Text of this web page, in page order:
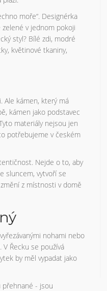
moře“. Designérka
zelené v jednom pokoji
styl? Bílé zdi, modré
květinové tkaniny,
Ale kámen, který má
kámen jako podstavec
materiály nejsou jen
potřebujeme v českém
Nejde o to, aby
sluncem, vytvoří se
z místnosti v domě
nohami nebo
Řecku se používá
by měl vypadat jako
přehnané - jsou